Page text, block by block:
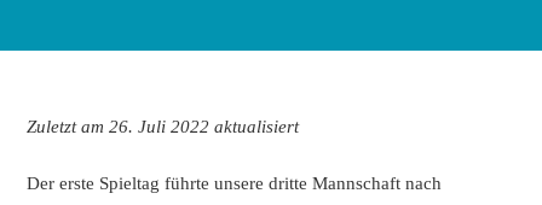
Zuletzt am 26. Juli 2022 aktualisiert
Der erste Spieltag führte unsere dritte Mannschaft nach